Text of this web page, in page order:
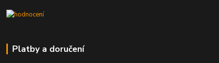
Platby a doručení